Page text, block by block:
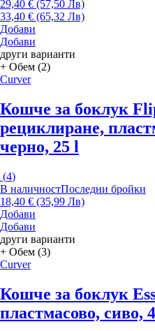
29,40 € (57,50 Лв)
33,40 € (65,32 Лв)
Добави
Добави
други варианти
+ Обем (2)
Curver
Кошче за боклук
рециклиране,
черно, 25 l
(4)
В наличностПоследни бройки
18,40 € (35,99 Лв)
Добави
Добави
други варианти
+ Обем (3)
Curver
Кошче за боклук
пластмасово, сиво,